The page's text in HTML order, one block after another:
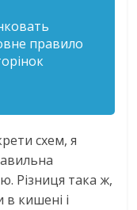
правило
схем, я
Різниця така ж,
кишені і